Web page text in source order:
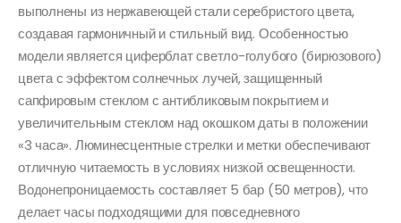
выполнены из нержавеющей стали серебристого цвета,
создавая гармоничный и стильный вид. Особенностью
модели является циферблат светло-голубого (бирюзового)
цвета с эффектом солнечных лучей, защищенный
сапфировым стеклом с антибликовым покрытием и
увеличительным стеклом над окошком даты в положении
«3 часа». Люминесцентные стрелки и метки обеспечивают
отличную читаемость в условиях низкой освещенности.
Водонепроницаемость составляет 5 бар (50 метров), что
делает часы подходящими для повседневного